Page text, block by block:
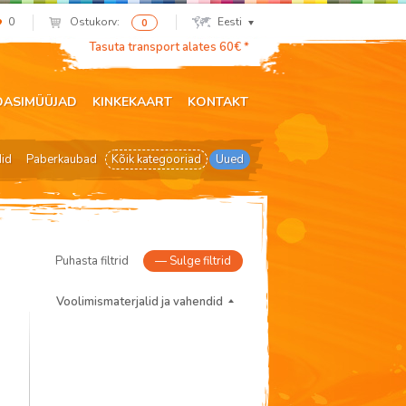
0 Ostukorv: 0 Eesti
Tasuta transport alates 60€ *
KINKEKAART KONTAKT
Paberkaubad Kõik kategooriad Uued
Puhasta filtrid — Sulge filtrid
Voolimismaterjalid ja vahendid